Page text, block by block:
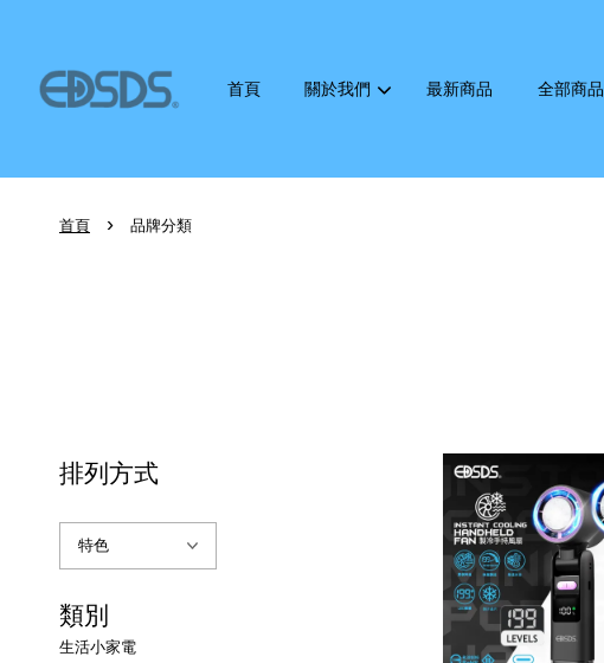
首頁 關於我們 最新商品 全部商品
首頁 › 品牌分類
排列方式
類別
生活小家電